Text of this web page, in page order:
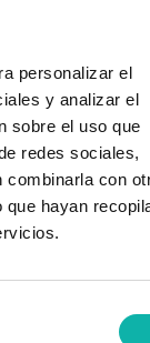
personalizar el
y analizar el
sobre el uso que
redes sociales,
combinarla con
que hayan
Industria Y
Seguridad Y